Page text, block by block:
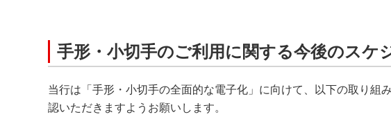
手形・小切手のご利用に関する今後のスケ
当行は「手形・小切手の全面的な電子化」に向けて、以下の取り組
認いただきますようお願いします。